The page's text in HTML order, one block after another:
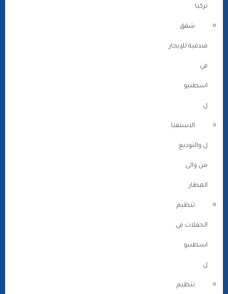
تركيا
شقق
فندقية للإيجار
في
اسطنبو
ل
الاستقبا
ل والتوديع
من والى
المطار
تنظيم
الحفلات في
اسطنبو
ل
تنظيم